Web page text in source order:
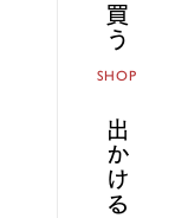
買う
SHOP
出かける